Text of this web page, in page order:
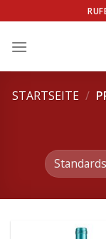
to
content
STARTSEITE /